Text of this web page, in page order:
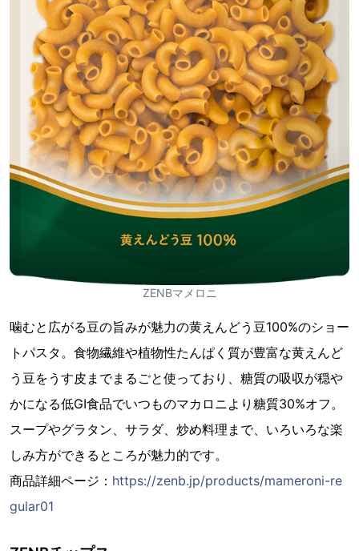
ZENBマメロニ
噛むと広がる豆の旨みが魅力の黄えんどう豆100%のショー
トパスタ。食物繊維や植物性たんぱく質が豊富な黄えんど
う豆をうす皮までまるごと使っており、糖質の吸収が穏や
かになる低GI食品でいつものマカロニより糖質30%オフ。
スープやグラタン、サラダ、炒め料理まで、いろいろな楽
しみ方ができるところが魅力的です。
商品詳細ページ： https://zenb.jp/products/mameroni-re
gular01